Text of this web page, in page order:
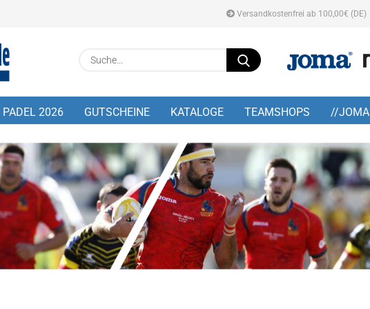
Versandkostenfrei ab 100,00€ (DE)
Suche...
PADEL 2026 GUTSCHEINE KATALOGE TEAMSHOPS //JOMA